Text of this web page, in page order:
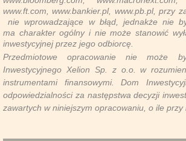
www.ft.com, www.bankier.pl, www.pb.pl, przy
nie wprowadzające w błąd, jednakże nie
ma charakter ogólny i nie może stanowić
inwestycyjnej przez jego odbiorcę.
Przedmiotowe opracowanie nie może
Inwestycyjnego Xelion Sp. z o.o. w
instrumentami finansowymi. Dom
odpowiedzialności za następstwa decyzji
zawartych w niniejszym opracowaniu, o ile